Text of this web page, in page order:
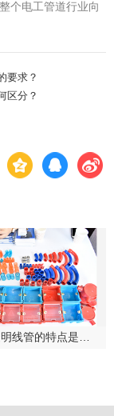
个电工管道行业向
要求？
区分？
PVC红蓝透明线管的特点是什么？